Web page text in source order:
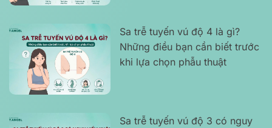
Sa trễ tuyến vú độ 4 là gì?
Những điều bạn cần biết trước
khi lựa chọn phẫu thuật
Sa trễ tuyến vú độ 3 có nguy